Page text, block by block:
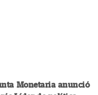
Monetaria anunció